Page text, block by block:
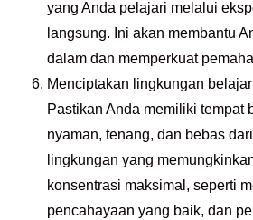
yang Anda pelajari melalui
langsung. Ini akan membantu
dalam dan memperkuat
Menciptakan lingkungan
Pastikan Anda memiliki tempat
nyaman, tenang, dan bebas
lingkungan yang
konsentrasi maksimal, seperti
pencahayaan yang baik, dan